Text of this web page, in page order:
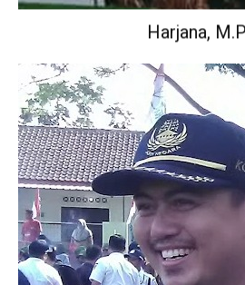
Harjana,
Wakil Kepala Sekolah